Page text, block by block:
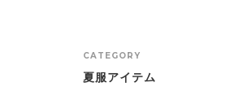
CATEGORY
夏服アイテム